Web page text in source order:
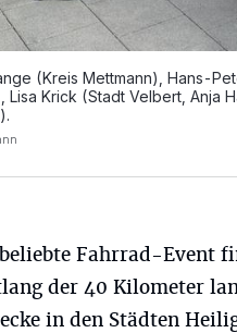
(Kreis Mettmann), Hans-
Lisa Krick (Stadt Velbert, Anja
Fahrrad-Event
der 40 Kilometer
in den Städten